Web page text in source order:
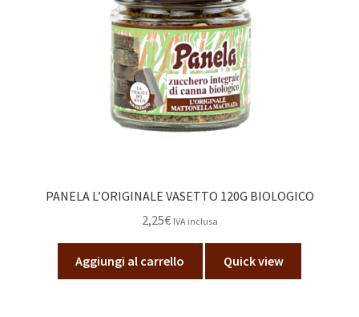
PANELA L’ORIGINALE VASETTO 120G BIOLOGICO
2,25€ IVA inclusa
Aggiungi al carrello Quick view